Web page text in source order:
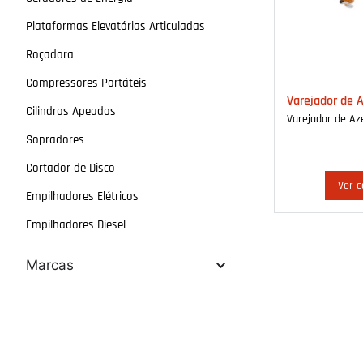
Plataformas Elevatórias Articuladas
Roçadora
Compressores Portáteis
Cilindros Apeados
Sopradores
Cortador de Disco
Empilhadores Elétricos
Empilhadores Diesel
Marcas
Varejador de
Varejador de
Ver